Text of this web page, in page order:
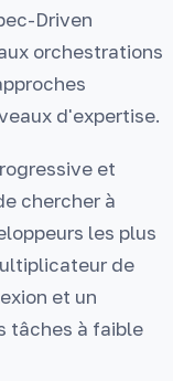
Driven
orchestrations
d'expertise.
et
chercher à
les plus
de
et un
tâches à faible